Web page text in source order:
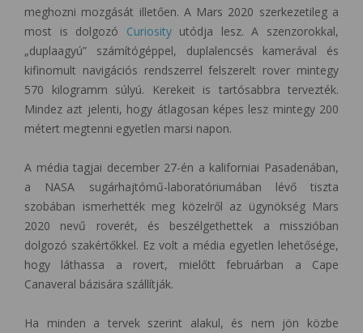
meghozni mozgását illetően. A Mars 2020 szerkezetileg a
most is dolgozó Curiosityutódja lesz. A szenzorokkal,
„duplaagyú” számítógéppel, duplalencsés kamerával és
kifinomult navigációs rendszerrel felszerelt rover mintegy
570 kilogramm súlyú. Kerekeit is tartósabbra tervezték.
Mindez azt jelenti, hogy átlagosan képes lesz mintegy 200
métert megtenni egyetlen marsi napon.
A média tagjai december 27-én a kaliforniai Pasadenában,
a NASA sugárhajtómű-laboratóriumában lévő tiszta
szobában ismerhették meg közelről az ügynökség Mars
2020 nevű roverét, és beszélgethettek a misszióban
dolgozó szakértőkkel. Ez volt a média egyetlen lehetősége,
hogy láthassa a rovert, mielőtt februárban a Cape
Canaveral bázisára szállítják.
Ha minden a tervek szerint alakul, és nem jön közbe